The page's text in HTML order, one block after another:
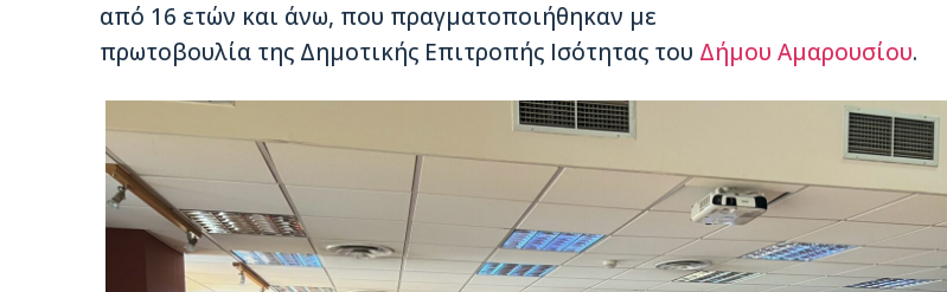
από 16 ετών και άνω, που πραγματοποιήθηκαν με
πρωτοβουλία της Δημοτικής Επιτροπής Ισότητας του Δήμου Αμαρουσίου.